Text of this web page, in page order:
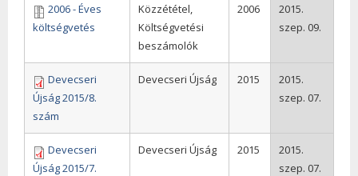
2006 - Éves
költségvetés
Közzététel,
Költségvetési
beszámolók
2006
2015.
szep. 09.
Devecseri
Újság 2015/8.
szám
Devecseri Újság 2015
2015.
szep. 07.
Devecseri
Újság 2015/7.
Devecseri Újság 2015
2015.
szep. 07.